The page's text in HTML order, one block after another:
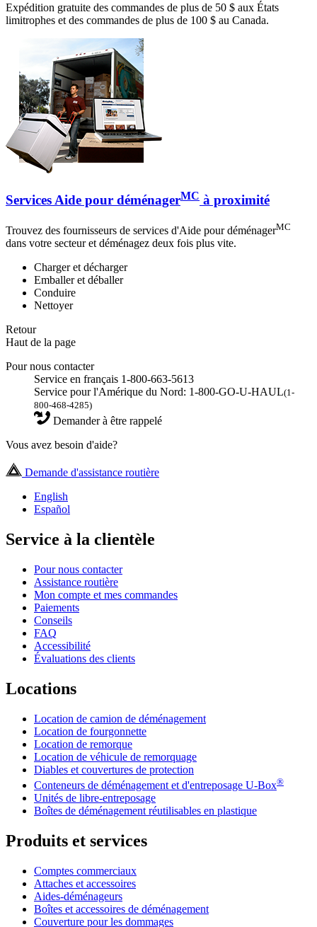
Expédition gratuite des commandes de plus de 50 $ aux États
limitrophes et des commandes de plus de 100 $ au Canada.
Services Aide pour déménagerMC à proximité
Trouvez des fournisseurs de services d'Aide pour déménagerMC
dans votre secteur et déménagez deux fois plus vite.
Charger et décharger
Emballer et déballer
Conduire
Nettoyer
Retour
Haut de la page
Pour nous contacter
Service en français 1-800-663-5613
Service pour l'Amérique du Nord: 1-800-GO-U-HAUL(1-
800-468-4285)
Demander à être rappelé
Vous avez besoin d'aide?
Demande d'assistance routière
English
Español
Service à la clientèle
Pour nous contacter
Assistance routière
Mon compte et mes commandes
Paiements
Conseils
FAQ
Accessibilité
Évaluations des clients
Locations
Location de camion de déménagement
Location de fourgonnette
Location de remorque
Location de véhicule de remorquage
Diables et couvertures de protection
Conteneurs de déménagement et d'entreposage U-Box®
Unités de libre-entreposage
Boîtes de déménagement réutilisables en plastique
Produits et services
Comptes commerciaux
Attaches et accessoires
Aides-déménageurs
Boîtes et accessoires de déménagement
Couverture pour les dommages